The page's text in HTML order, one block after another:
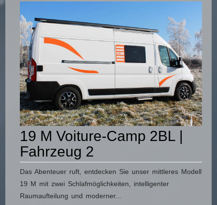
19 M Voiture-Camp 2BL |
Fahrzeug 2
Das Abenteuer ruft, entdecken Sie unser mittleres Modell
19 M mit zwei Schlafmöglichkeiten, intelligenter
Raumaufteilung und moderner...